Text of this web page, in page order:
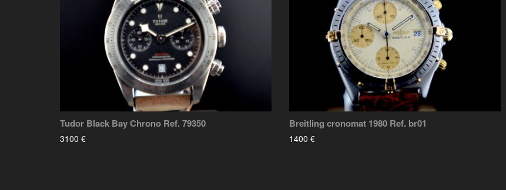
Tudor Black Bay Chrono Ref. 79350
3100 €
Breitling cronomat 1980 Ref. br01
1400 €